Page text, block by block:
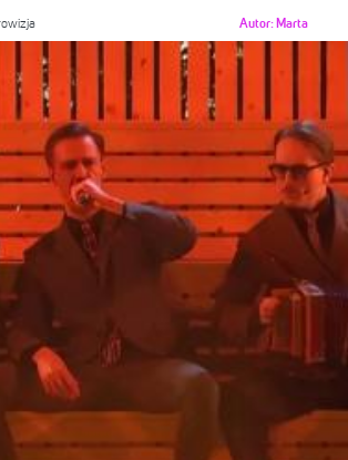
Autor: Marta